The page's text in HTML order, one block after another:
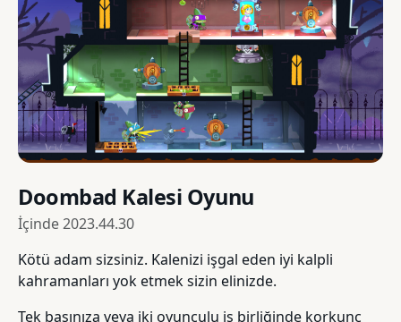
Doombad Kalesi Oyunu
İçinde2023.44.30
Kötü adam sizsiniz. Kalenizi işgal eden iyi kalpli
kahramanları yok etmek sizin elinizde.
Tek başınıza veya iki oyunculu iş birliğinde korkunç